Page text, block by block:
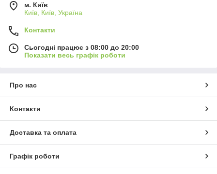
м. Київ
Київ, Київ, Україна
Контакти
Сьогодні працює з 08:00 до 20:00
Показати весь графік роботи
Про нас
Контакти
Доставка та оплата
Графік роботи